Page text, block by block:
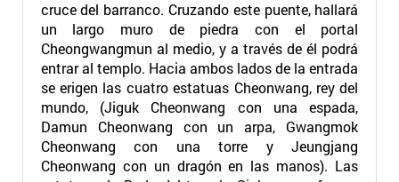
cruce del barranco. Cruzando este puente, hallará
un largo muro de piedra con el portal
Cheongwangmun al medio, y a través de él podrá
entrar al templo. Hacia ambos lados de la entrada
se erigen las cuatro estatuas Cheonwang, rey del
mundo, (Jiguk Cheonwang con una espada,
Damun Cheonwang con un arpa, Gwangmok
Cheonwang con una torre y Jeungjang
Cheonwang con un dragón en las manos). Las